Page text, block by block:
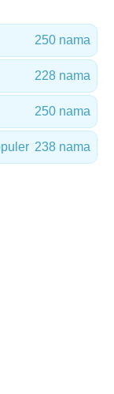
250 nama
228 nama
250 nama
238 nama